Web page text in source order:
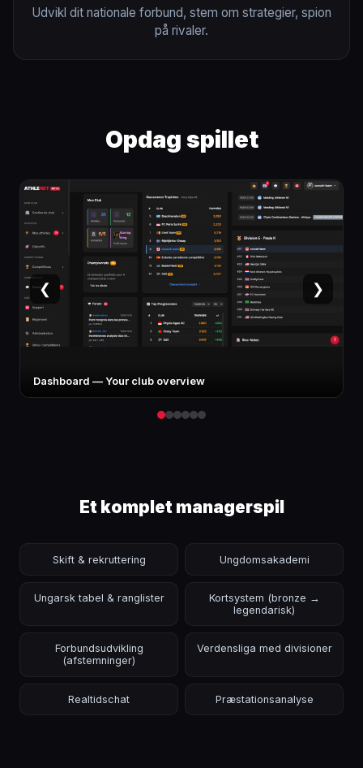
Udvikl dit nationale forbund, stem om strategier, spion
på rivaler.
Opdag spillet
❮
Athlete card — Stats, specialty, potential
❯
Et komplet managerspil
Skift & rekruttering Ungdomsakademi
Ungarsk tabel & ranglister
Kortsystem (bronze →
legendarisk)
Forbundsudvikling
(afstemninger)
Verdensliga med divisioner
Realtidschat Præstationsanalyse